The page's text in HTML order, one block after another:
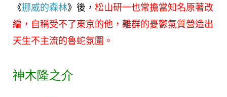
《挪威的森林》後， 松山研一也常擔當知名原著改
編，自稱受不了東京的他，離群的憂鬱氣質營造出
天生不主流的魯蛇氛圍。
神木隆之介